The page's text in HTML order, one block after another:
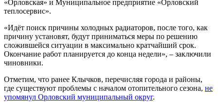
«Орловская» и Муниципальное предприятие «Орловский
теплосервис».
«Идёт поиск причины холодных радиаторов, после того, как
причину установят, будут приниматься меры по решению
сложившейся ситуации в максимально кратчайший срок.
Окончание работ планируется до конца недели», – заключили
чиновники.
Отметим, что ранее Клычков, перечисляя города и районы,
где существуют проблемы с началом отопительного сезона, не
упомянул Орловский муниципальный округ.